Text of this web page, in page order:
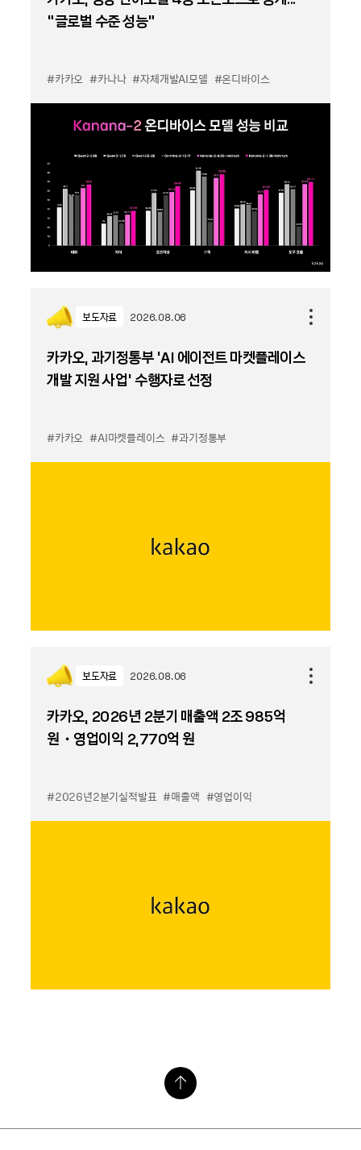
“글로벌 수준 성능”
#카카오 #카나나 #자체개발AI모델 #온디바이스
보도자료 2026.08.06
카카오, 과기정통부 ‘AI 에이전트 마켓플레이스
개발 지원 사업’ 수행자로 선정
#카카오 #AI마켓플레이스 #과기정통부
보도자료 2026.08.06
카카오, 2026년 2분기 매출액 2조 985억
원・영업이익 2,770억 원
#2026년2분기실적발표 #매출액 #영업이익